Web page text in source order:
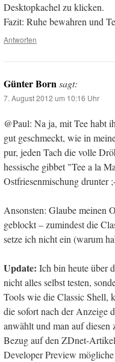
Desktopkachel zu klicken.
Fazit: Ruhe bewahren und
Antworten
Günter Bornsagt:
7. August 2012 um 10:16 Uhr
@Paul: Na ja, mit Tee habt
gut geschmeckt, wie in
pur, jeden Tach die volle
hessische gibbet "Tee a la
Ostfriesenmischung drunter
Ansonsten: Glaube meinen
geblockt – zumindest die
setze ich nicht ein (warum
Update: Ich bin heute über
nicht alles selbst testen,
Tools wie die Classic Shell,
die sofort nach der Anzeige
anwählt und man auf
Bezug auf den ZDnet-
Developer Preview